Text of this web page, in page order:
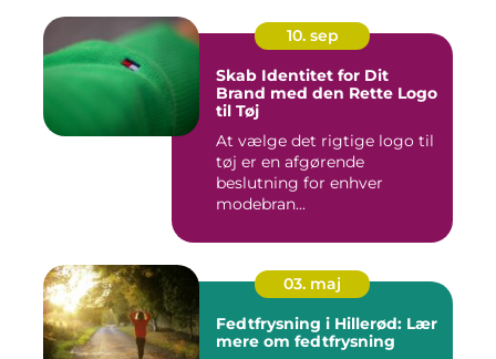
10. sep
Skab Identitet for Dit
Brand med den Rette Logo
til Tøj
At vælge det rigtige logo til
tøj er en afgørende
beslutning for enhver
modebran...
03. maj
Fedtfrysning i Hillerød: Lær
mere om fedtfrysning